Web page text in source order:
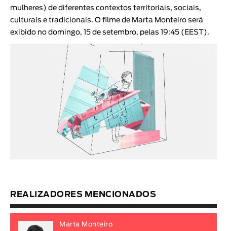
mulheres) de diferentes contextos territoriais, sociais,
culturais e tradicionais. O filme de Marta Monteiro será
exibido no domingo, 15 de setembro, pelas 19:45 (EEST).
REALIZADORES MENCIONADOS
Marta Monteiro